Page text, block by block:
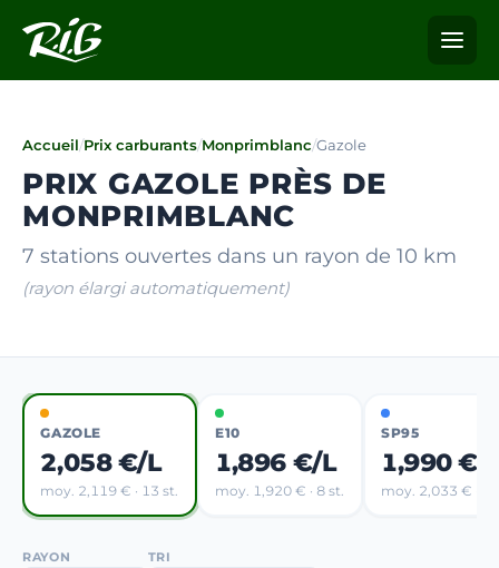
Accueil/Prix carburants/Monprimblanc/Gazole
PRIX GAZOLE PRÈS DE
MONPRIMBLANC
7 stations ouvertes dans un rayon de 10 km
(rayon élargi automatiquement)
GAZOLE
2,058 €/L
moy. 2,119 € · 13 st.
E10
1,896 €/L
moy. 1,920 € · 8 st.
SP95
1,990 €/
moy. 2,033 € · 9
RAYON TRI